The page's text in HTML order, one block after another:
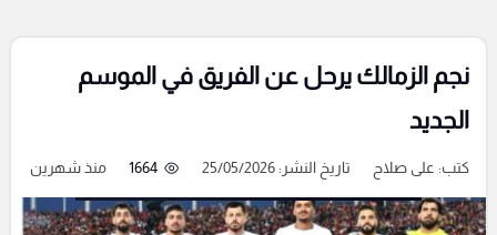
نجم الزمالك يرحل عن الفريق في الموسم
الجديد
كتب: على صلاح تاريخ النشر: 25/05/2026 1664 منذ شهرين